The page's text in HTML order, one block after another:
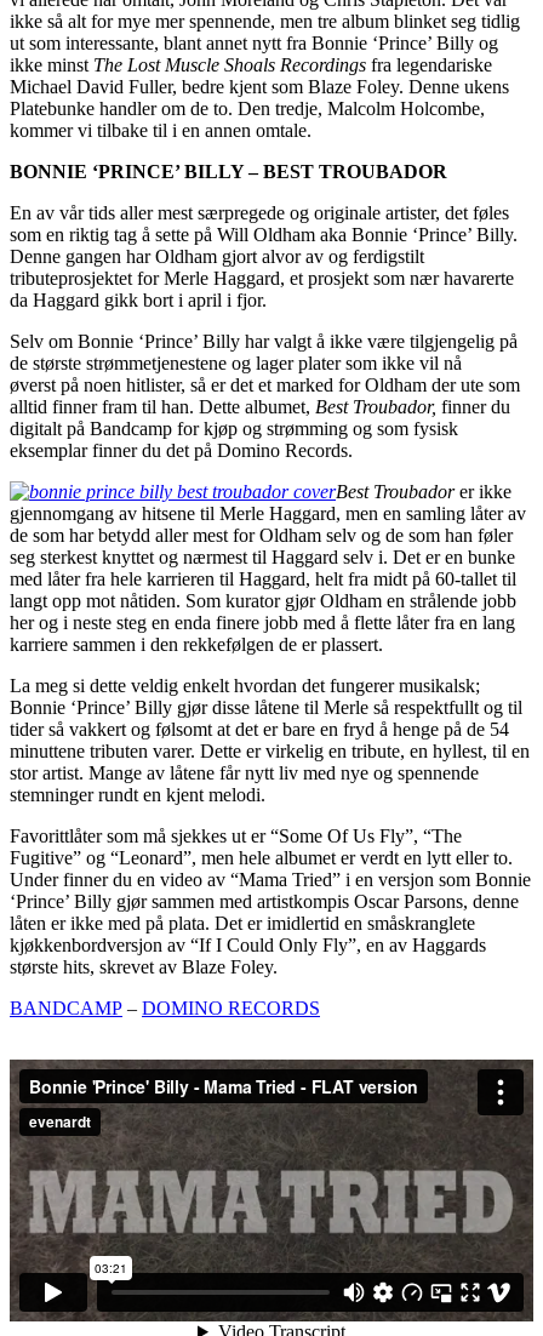
ikke så alt for mye mer spennende, men tre album blinket seg tidlig
ut som interessante, blant annet nytt fra Bonnie ‘Prince’ Billy og
ikke minst The Lost Muscle Shoals Recordings fra legendariske
Michael David Fuller, bedre kjent som Blaze Foley. Denne ukens
Platebunke handler om de to. Den tredje, Malcolm Holcombe,
kommer vi tilbake til i en annen omtale.
BONNIE ‘PRINCE’ BILLY – BEST TROUBADOR
En av vår tids aller mest særpregede og originale artister, det føles
som en riktig tag å sette på Will Oldham aka Bonnie ‘Prince’ Billy.
Denne gangen har Oldham gjort alvor av og ferdigstilt
tributeprosjektet for Merle Haggard, et prosjekt som nær havarerte
da Haggard gikk bort i april i fjor.
Selv om Bonnie ‘Prince’ Billy har valgt å ikke være tilgjengelig på
de største strømmetjenestene og lager plater som ikke vil nå
øverst på noen hitlister, så er det et marked for Oldham der ute som
alltid finner fram til han. Dette albumet, Best Troubador, finner du
digitalt på Bandcamp for kjøp og strømming og som fysisk
eksemplar finner du det på Domino Records.
Best Troubadorer ikke
gjennomgang av hitsene til Merle Haggard, men en samling låter av
de som har betydd aller mest for Oldham selv og de som han føler
seg sterkest knyttet og nærmest til Haggard selv i. Det er en bunke
med låter fra hele karrieren til Haggard, helt fra midt på 60-tallet til
langt opp mot nåtiden. Som kurator gjør Oldham en strålende jobb
her og i neste steg en enda finere jobb med å flette låter fra en lang
karriere sammen i den rekkefølgen de er plassert.
La meg si dette veldig enkelt hvordan det fungerer musikalsk;
Bonnie ‘Prince’ Billy gjør disse låtene til Merle så respektfullt og til
tider så vakkert og følsomt at det er bare en fryd å henge på de 54
minuttene tributen varer. Dette er virkelig en tribute, en hyllest, til en
stor artist. Mange av låtene får nytt liv med nye og spennende
stemninger rundt en kjent melodi.
Favorittlåter som må sjekkes ut er “Some Of Us Fly”, “The
Fugitive” og “Leonard”, men hele albumet er verdt en lytt eller to.
Under finner du en video av “Mama Tried” i en versjon som Bonnie
‘Prince’ Billy gjør sammen med artistkompis Oscar Parsons, denne
låten er ikke med på plata. Det er imidlertid en småskranglete
kjøkkenbordversjon av “If I Could Only Fly”, en av Haggards
største hits, skrevet av Blaze Foley.
BANDCAMP – DOMINO RECORDS